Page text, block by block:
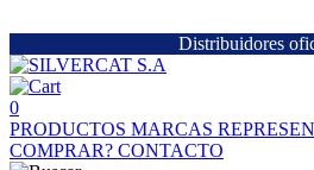
Distribuidores
0
PRODUCTOS MARCAS
COMPRAR? CONTACTO